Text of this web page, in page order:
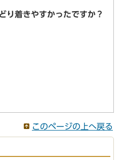
り着きやすかったですか？
このページの上へ戻る